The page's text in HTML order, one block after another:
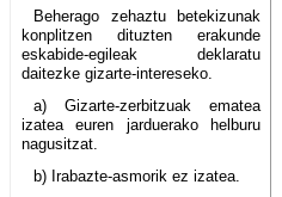
Beherago zehaztu betekizunak
konplitzen dituzten erakunde
eskabide-egileak deklaratu
daitezke gizarte-intereseko.
a) Gizarte-zerbitzuak ematea
izatea euren jarduerako helburu
nagusitzat.
b) Irabazte-asmorik ez izatea.